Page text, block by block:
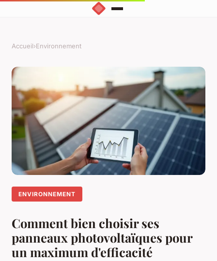
Accueil›Environnement
ENVIRONNEMENT
Comment bien choisir ses
panneaux photovoltaïques pour
un maximum d'efficacité